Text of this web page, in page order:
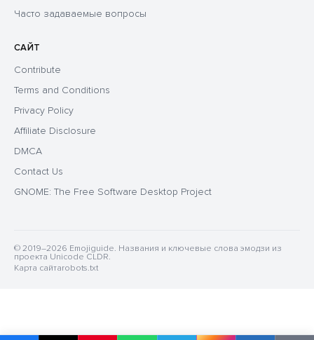
Часто задаваемые вопросы
САЙТ
Contribute
Terms and Conditions
Privacy Policy
Affiliate Disclosure
DMCA
Contact Us
GNOME: The Free Software Desktop Project
© 2019–2026 Emojiguide. Названия и ключевые слова эмодзи из
проекта Unicode CLDR.
Карта сайтаrobots.txt